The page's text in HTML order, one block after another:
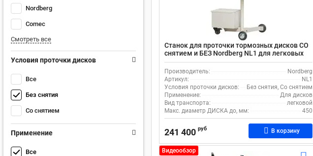
Nordberg
Comec
Смотреть все
Условия проточки дисков
Все
Без снятия
Со снятием
Применение
Все
Станок для проточки тормозных дисков СО
снятием и БЕЗ Nordberg NL1 для легковых
авто
Производитель:
Nordberg
Артикул:
NL1
Условия проточки дисков:
Без снятия, Со снятием
Применение:
Для дисков
Вид транспорта:
легковой
Макс. диаметр ДИСКА до, мм:
450
241 400 руб В корзину
Видеообзор